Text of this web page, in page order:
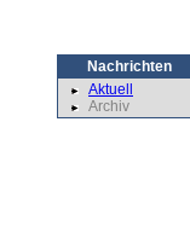
Nachrichten
Aktuell
Archiv